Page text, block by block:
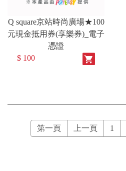
Q square京站時尚廣場★100
元現金抵用券(享樂券)_電子
憑證
$ 100
shopping_cart
第一頁 上一頁 1